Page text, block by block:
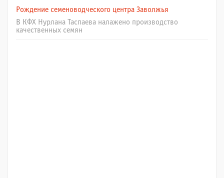
Рождение семеноводческого центра Заволжья
В КФХ Нурлана Таспаева налажено производство
качественных семян